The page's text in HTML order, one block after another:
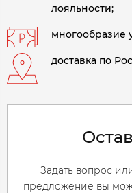
лояльности;
многообразие
доставка по
Задать вопрос
предложение вы